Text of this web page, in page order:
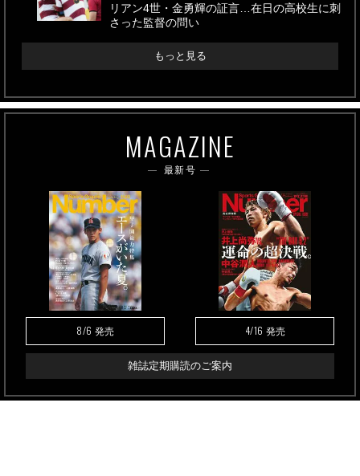
リアン4世・金勇輝の証言…在日の高校生に刺
さった監督の問い
もっと見る
MAGAZINE
最新号
8/6 発売 4/16 発売
雑誌定期購読のご案内